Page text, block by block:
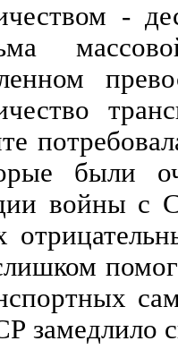
-
были
войны с
замедлило